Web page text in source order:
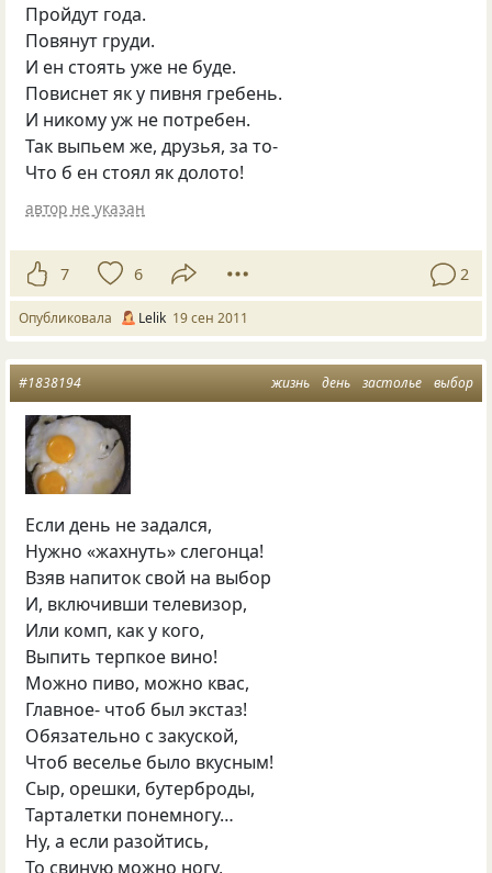
Пройдут года.
Повянут груди.
И ен стоять уже не буде.
Повиснет як у пивня гребень.
И никому уж не потребен.
Так выпьем же, друзья, за то-
Что б ен стоял як долото!
автор не указан
7 6 2
Опубликовала Lelik 19 сен 2011
жизнь день застолье выбор
#1838194
Если день не задался,
Нужно «жахнуть» слегонца!
Взяв напиток свой на выбор
И, включивши телевизор,
Или комп, как у кого,
Выпить терпкое вино!
Можно пиво, можно квас,
Главное- чтоб был экстаз!
Обязательно с закуской,
Чтоб веселье было вкусным!
Сыр, орешки, бутерброды,
Тарталетки понемногу…
Ну, а если разойтись,
То свиную можно ногу,